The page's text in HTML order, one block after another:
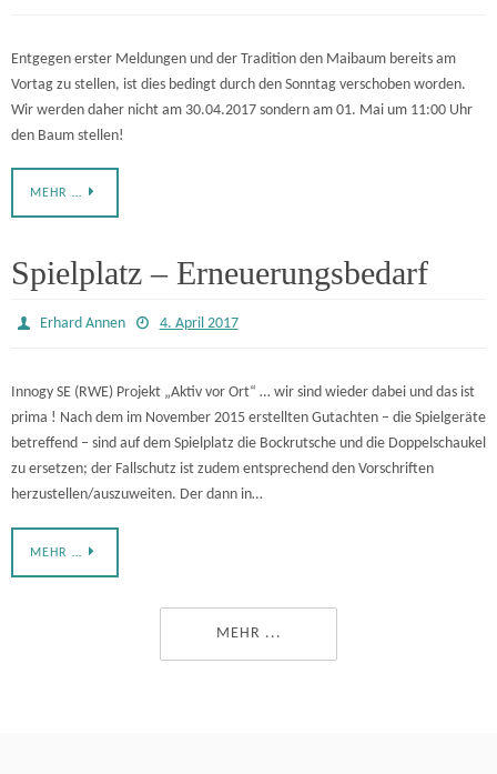
Entgegen erster Meldungen und der Tradition den Maibaum bereits am
Vortag zu stellen, ist dies bedingt durch den Sonntag verschoben worden.
Wir werden daher nicht am 30.04.2017 sondern am 01. Mai um 11:00 Uhr
den Baum stellen!
MEHR …
Spielplatz – Erneuerungsbedarf
Erhard Annen 4. April 2017
Innogy SE (RWE) Projekt „Aktiv vor Ort“ … wir sind wieder dabei und das ist
prima ! Nach dem im November 2015 erstellten Gutachten – die Spielgeräte
betreffend – sind auf dem Spielplatz die Bockrutsche und die Doppelschaukel
zu ersetzen; der Fallschutz ist zudem entsprechend den Vorschriften
herzustellen/auszuweiten. Der dann in…
MEHR …
MEHR ...